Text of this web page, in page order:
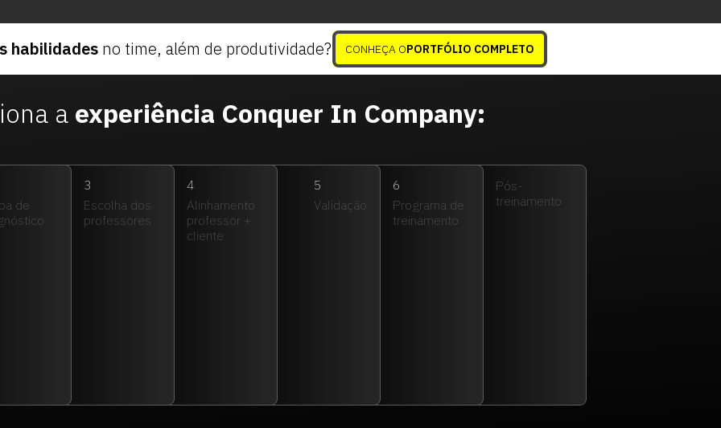
habilidades no time, além de produtividade? CONHEÇA OPORTFÓLIO COMPLETO
a experiência Conquer In Company:
de
3
Escolha dos
professores
4
Alinhamento
professor +
cliente
5
Validação
6
Programa de
treinamento
Pós-
treinamento